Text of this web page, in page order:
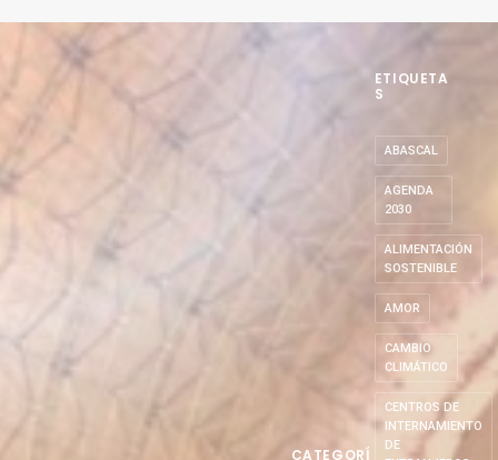
CATEGORÍ
ETIQUETA
S
ABASCAL
AGENDA
2030
ALIMENTACIÓN
SOSTENIBLE
AMOR
CAMBIO
CLIMÁTICO
CENTROS DE
INTERNAMIENTO
DE